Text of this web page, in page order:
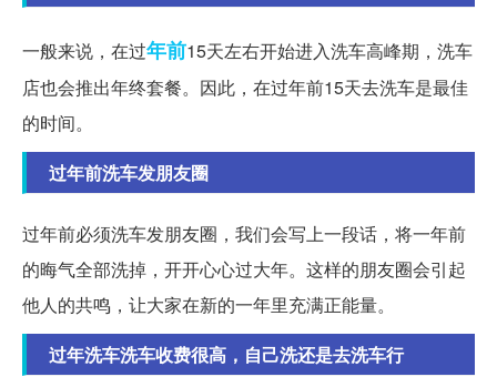
一般来说，在过年前15天左右开始进入洗车高峰期，洗车
店也会推出年终套餐。因此，在过年前15天去洗车是最佳
的时间。
过年前洗车发朋友圈
过年前必须洗车发朋友圈，我们会写上一段话，将一年前
的晦气全部洗掉，开开心心过大年。这样的朋友圈会引起
他人的共鸣，让大家在新的一年里充满正能量。
过年洗车洗车收费很高，自己洗还是去洗车行